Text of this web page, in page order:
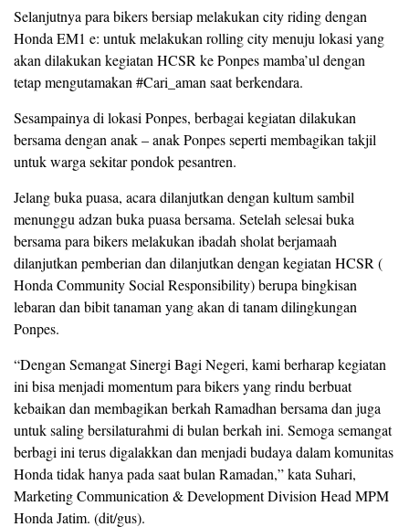
Selanjutnya para bikers bersiap melakukan city riding dengan
Honda EM1 e: untuk melakukan rolling city menuju lokasi yang
akan dilakukan kegiatan HCSR ke Ponpes mamba’ul dengan
tetap mengutamakan #Cari_aman saat berkendara.
Sesampainya di lokasi Ponpes, berbagai kegiatan dilakukan
bersama dengan anak – anak Ponpes seperti membagikan takjil
untuk warga sekitar pondok pesantren.
Jelang buka puasa, acara dilanjutkan dengan kultum sambil
menunggu adzan buka puasa bersama. Setelah selesai buka
bersama para bikers melakukan ibadah sholat berjamaah
dilanjutkan pemberian dan dilanjutkan dengan kegiatan HCSR (
Honda Community Social Responsibility) berupa bingkisan
lebaran dan bibit tanaman yang akan di tanam dilingkungan
Ponpes.
“Dengan Semangat Sinergi Bagi Negeri, kami berharap kegiatan
ini bisa menjadi momentum para bikers yang rindu berbuat
kebaikan dan membagikan berkah Ramadhan bersama dan juga
untuk saling bersilaturahmi di bulan berkah ini. Semoga semangat
berbagi ini terus digalakkan dan menjadi budaya dalam komunitas
Honda tidak hanya pada saat bulan Ramadan,” kata Suhari,
Marketing Communication & Development Division Head MPM
Honda Jatim. (dit/gus).